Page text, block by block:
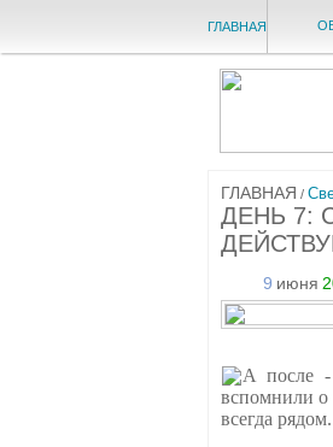
ГЛАВНАЯ
ГЛАВНАЯ /
ДЕНЬ 7:
9 июня
А после -
вспомнили о
всегда рядом.